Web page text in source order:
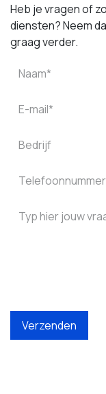
Heb je vragen of
diensten? Neem
graag verder.
Verzenden